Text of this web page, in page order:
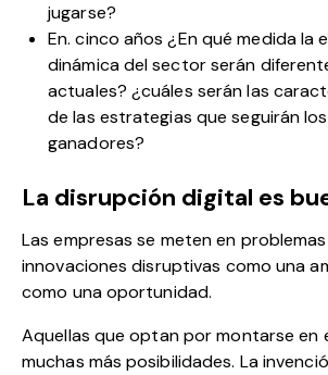
jugarse?
En. cinco años ¿En qué medida la
dinámica del sector serán
actuales? ¿cuáles serán las
de las estrategias que seguirán
ganadores?
La disrupción digital es
Las empresas se meten en
innovaciones disruptivas como una
como una oportunidad.
Aquellas que optan por montarse en
muchas más posibilidades. La